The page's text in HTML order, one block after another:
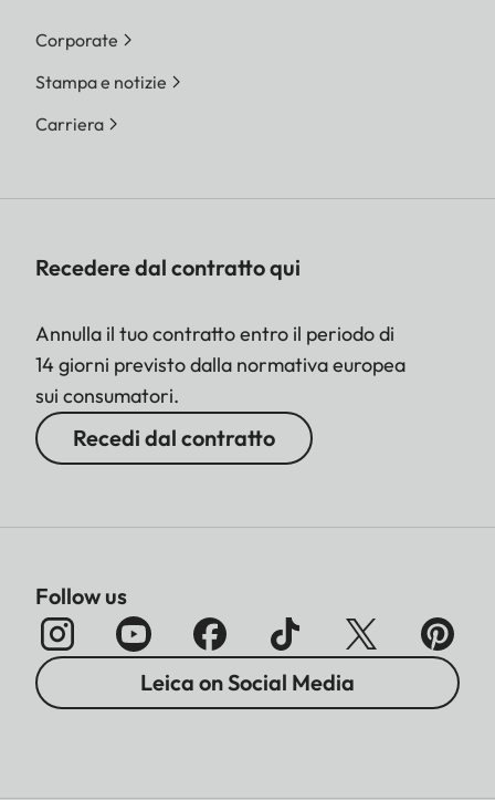
Corporate
Stampa e notizie
Carriera
Recedere dal contratto qui
Annulla il tuo contratto entro il periodo di
14 giorni previsto dalla normativa europea
sui consumatori.
Recedi dal contratto
Follow us
Leica on Social Media